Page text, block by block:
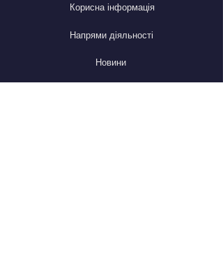
Корисна інформація
Напрями діяльності
Новини